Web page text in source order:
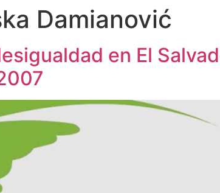
Damianović
en El